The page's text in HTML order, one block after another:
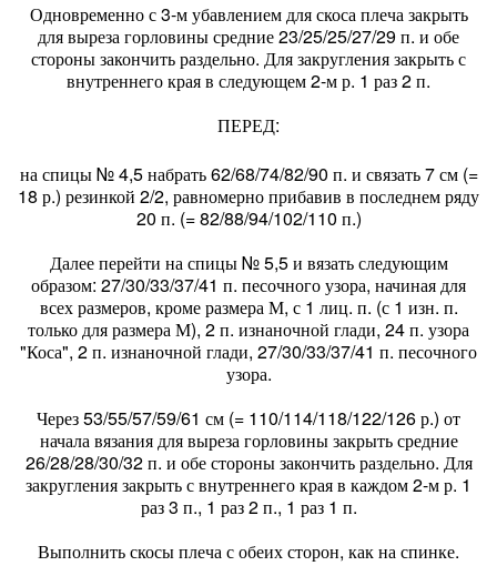
Одновременно с 3-м убавлением для скоса плеча закрыть
для выреза горловины средние 23/25/25/27/29 п. и обе
стороны закончить раздельно. Для закругления закрыть с
внутреннего края в следующем 2-м р. 1 раз 2 п.
ПЕРЕД:
на спицы № 4,5 набрать 62/68/74/82/90 п. и связать 7 см (=
18 р.) резинкой 2/2, равномерно прибавив в последнем ряду
20 п. (= 82/88/94/102/110 п.)
Далее перейти на спицы № 5,5 и вязать следующим
образом: 27/30/33/37/41 п. песочного узора, начиная для
всех размеров, кроме размера М, с 1 лиц. п. (с 1 изн. п.
только для размера М), 2 п. изнаночной глади, 24 п. узора
"Коса", 2 п. изнаночной глади, 27/30/33/37/41 п. песочного
узора.
Через 53/55/57/59/61 см (= 110/114/118/122/126 р.) от
начала вязания для выреза горловины закрыть средние
26/28/28/30/32 п. и обе стороны закончить раздельно. Для
закругления закрыть с внутреннего края в каждом 2-м р. 1
раз 3 п., 1 раз 2 п., 1 раз 1 п.
Выполнить скосы плеча с обеих сторон, как на спинке.